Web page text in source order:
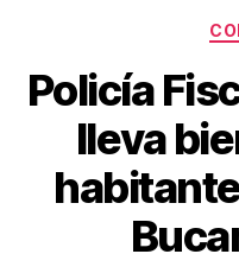
Policía
lleva